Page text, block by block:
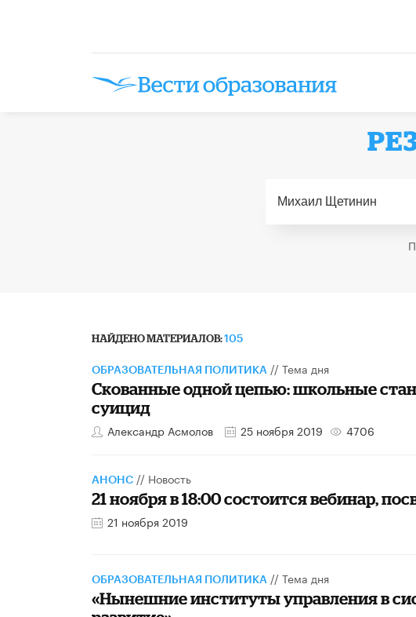
НАЙДЕНО МАТЕРИАЛОВ:105
ОБРАЗОВАТЕЛЬНАЯ ПОЛИТИКА //Тема дня
Скованные одной цепью: школьные
суицид
Александр Асмолов 25 ноября 2019 4706
АНОНС // Новость
21 ноября в 18:00 состоится вебинар,
21 ноября 2019
ОБРАЗОВАТЕЛЬНАЯ ПОЛИТИКА //Тема дня
«Нынешние институты управления в